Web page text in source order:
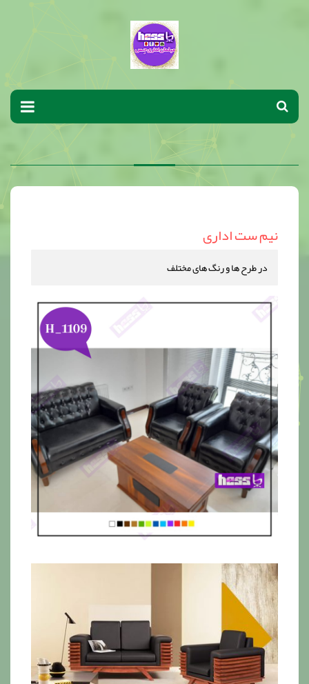
نیم ست اداری
در طرح ها و رنگ های مختلف